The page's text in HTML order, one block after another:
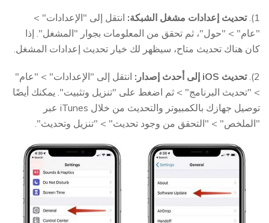
1). تحديث إعدادات مشغل الشبكة: انتقل إلى "الإعدادات" >
"عام" > "حول"، ثم تحقق من المعلومات بجوار "المشغل". إذا
كان هناك تحديث متاح، سيظهر لك خيار تحديث إعدادات المشغل.
2). تحديث iOS إلى أحدث إصدار:
انتقل إلى "الإعدادات" > "عام"
> "تحديث البرنامج" > ثم اضغط على "تنزيل وتثبيت". يمكنك أيضًا
توصيل جهازك بالكمبيوتر والتحديث من خلال iTunes عبر
"الملخص" > "التحقق من وجود تحديث" > "تنزيل وتحديث".